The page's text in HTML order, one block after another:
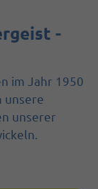
-
im Jahr 1950
unsere
unserer